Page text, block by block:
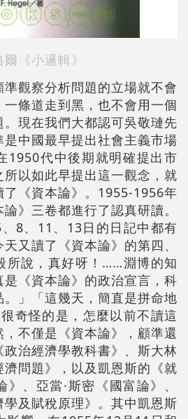
爾《小邏輯》
觀察分析問題的立場就不會
條道走到黑，也不會用一個
現在我們大都認可吳敬璉先
中國最早提出社會主義市場
1950代中後期就明確提出市
以如此早提出這一觀念，就
了《資本論》。1955-1956年
》三卷都進行了認真研讀。
8、11、13日的日記中都有
又讀了《資本論》的第四、
所說，真好呀！……淵博的知
《資本論》的政治宣言，科
」「這幾天，簡直是拼命地
奇怪的是，怎麼以前不讀這
不僅是《資本論》，顧準還
治經濟學教科書》、斯大林
問題》，以及凱恩斯的《就
、亞當·斯密《國富論》、
及賦稅原理》。其中凱恩斯